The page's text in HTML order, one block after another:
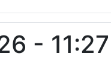
- 11:27